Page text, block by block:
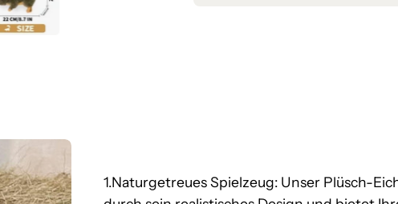
1.Naturgetreues Spielzeug: Unser Plüsch-